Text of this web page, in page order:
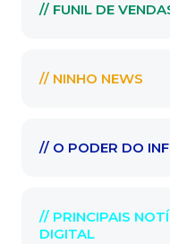
// FUNIL DE
// NINHO NEWS
// O PODER DO
// PRINCIPAIS
DIGITAL